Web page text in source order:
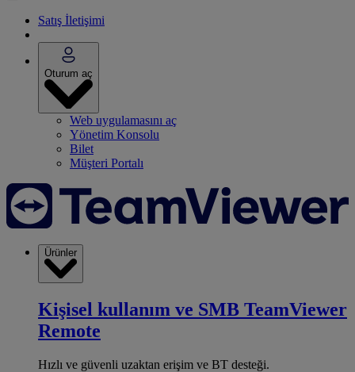
Satış İletişimi
Oturum aç
Web uygulamasını aç
Yönetim Konsolu
Bilet
Müşteri Portalı
Ürünler
Kişisel kullanım ve SMB TeamViewer
Remote
Hızlı ve güvenli uzaktan erişim ve BT desteği.